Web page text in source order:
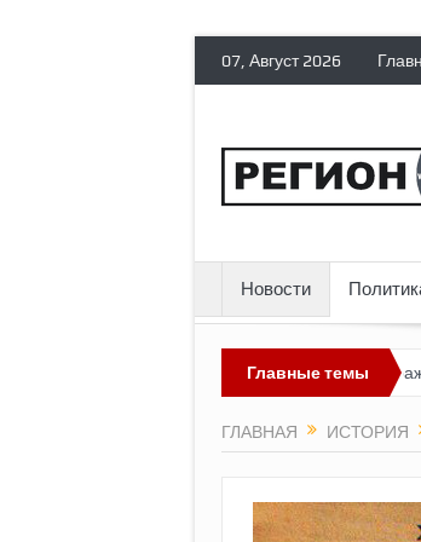
07, Август 2026
Новости
Главные темы
лишает политических эмигрантов гражданских
ГЛАВНАЯ ИСТОРИЯ